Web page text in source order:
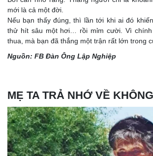
mới là cả một đời.
Nếu bạn thấy đúng, thì lần tới khi ai đó
thử hít sâu một hơi… rồi mỉm cười. Vì chính
thua, mà bạn đã thắng một trận rất lớn trong
Nguồn: FB Đàn Ông Lập Nghiệp
MẸ TA TRẢ NHỚ VỀ KHÔNG